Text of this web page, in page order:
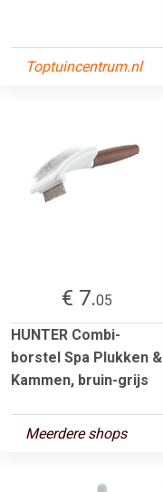
Toptuincentrum.nl
€ 7.05
HUNTER Combi-
borstel Spa Plukken &
Kammen, bruin-grijs
Meerdere shops